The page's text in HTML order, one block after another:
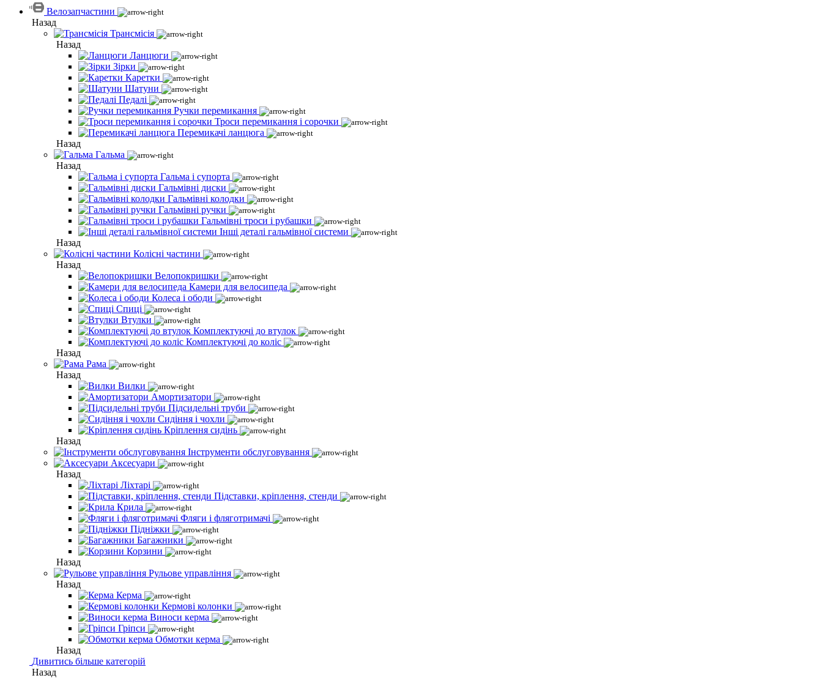
Велозапчастини
Назад
Трансмісія
Назад
Ланцюги
Зірки
Каретки
Шатуни
Педалі
Ручки перемикання
Троси перемикання і сорочки
Перемикачі ланцюга
Назад
Гальма
Назад
Гальма і супорта
Гальмівні диски
Гальмівні колодки
Гальмівні ручки
Гальмівні троси і рубашки
Інші деталі гальмівної системи
Назад
Колісні частини
Назад
Велопокришки
Камери для велосипеда
Колеса і ободи
Спиці
Втулки
Комплектуючі до втулок
Комплектуючі до коліс
Назад
Рама
Назад
Вилки
Амортизатори
Підсидельні труби
Сидіння і чохли
Кріплення сидінь
Назад
Інструменти обслуговування
Аксесуари
Назад
Ліхтарі
Підставки, кріплення, стенди
Крила
Фляги і фляготримачі
Підніжки
Багажники
Корзини
Назад
Рульове управління
Назад
Керма
Кермові колонки
Виноси керма
Гріпси
Обмотки керма
Назад
Дивитись більше категорій
Назад